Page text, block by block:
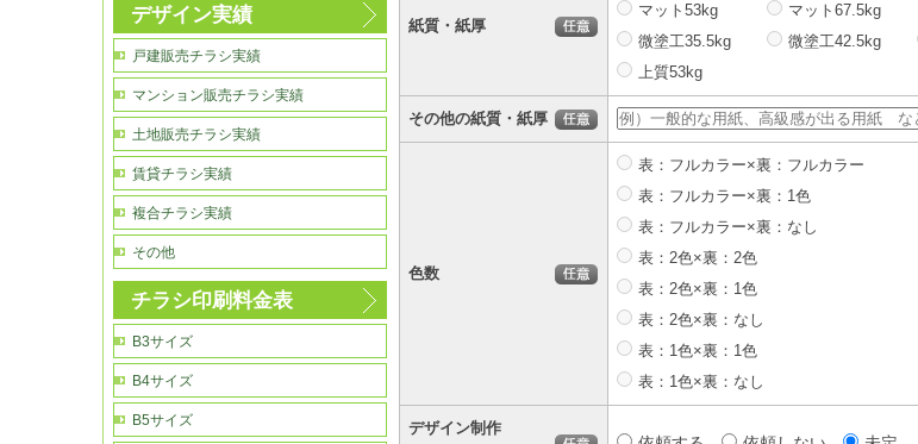
紙質・紙厚
マット53kg
マット67.5kg
微塗工35.5kg
微塗工42.5kg
上質53kg
その他の紙質・紙厚
色数
表：フルカラー×裏：フルカラー
表：フルカラー×裏：1色
表：フルカラー×裏：なし
表：2色×裏：2色
表：2色×裏：1色
表：2色×裏：なし
表：1色×裏：1色
表：1色×裏：なし
デザイン制作
デザイン実績
戸建販売チラシ実績
マンション販売チラシ実績
土地販売チラシ実績
賃貸チラシ実績
複合チラシ実績
その他
チラシ印刷料金表
B3サイズ
B4サイズ
B5サイズ